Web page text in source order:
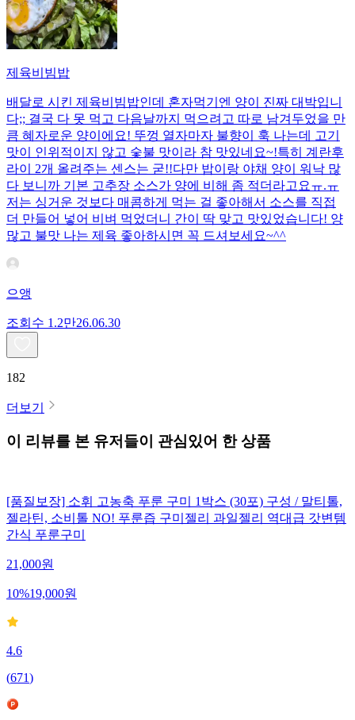
제육비빔밥
배달로 시킨 제육비빔밥인데 혼자먹기엔 양이 진짜 대박입니
다;; 결국 다 못 먹고 다음날까지 먹으려고 따로 남겨두었을 만
큼 혜자로운 양이에요! 뚜껑 열자마자 불향이 훅 나는데 고기
맛이 인위적이지 않고 숯불 맛이라 참 맛있네요~!특히 계란후
라이 2개 올려주는 센스는 굳!! ​다만 밥이랑 야채 양이 워낙 많
다 보니까 기본 고추장 소스가 양에 비해 좀 적더라고요ㅠ.ㅠ
저는 싱거운 것보다 매콤하게 먹는 걸 좋아해서 소스를 직접
더 만들어 넣어 비벼 먹었더니 간이 딱 맞고 맛있었습니다! 양
많고 불맛 나는 제육 좋아하시면 꼭 드셔보세요~^^
으앵
조회수 1.2만26.06.30
182
더보기
이 리뷰를 본 유저들이 관심있어 한 상품
[품질보장] 소휘 고농축 푸룬 구미 1박스 (30포) 구성 / 말티톨,
젤라틴, 소비톨 NO! 푸룬즙 구미젤리 과일젤리 역대급 갓변템
간식 푸룬구미
21,000원
10%19,000원
4.6
(671)